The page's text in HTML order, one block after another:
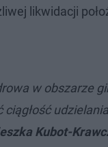
likwidacji
w obszarze
Kubot-